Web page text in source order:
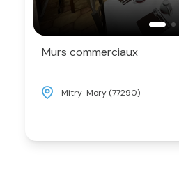
Murs commerciaux
Mitry-Mory (77290)